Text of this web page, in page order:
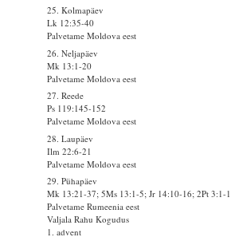
25. Kolmapäev
Lk 12:35-40
Palvetame Moldova eest
26. Neljapäev
Mk 13:1-20
Palvetame Moldova eest
27. Reede
Ps 119:145-152
Palvetame Moldova eest
28. Laupäev
Ilm 22:6-21
Palvetame Moldova eest
29. Pühapäev
Mk 13:21-37; 5Ms 13:1-5; Jr 14:10-16; 2Pt 3:1-
Palvetame Rumeenia eest
Valjala Rahu Kogudus
1. advent